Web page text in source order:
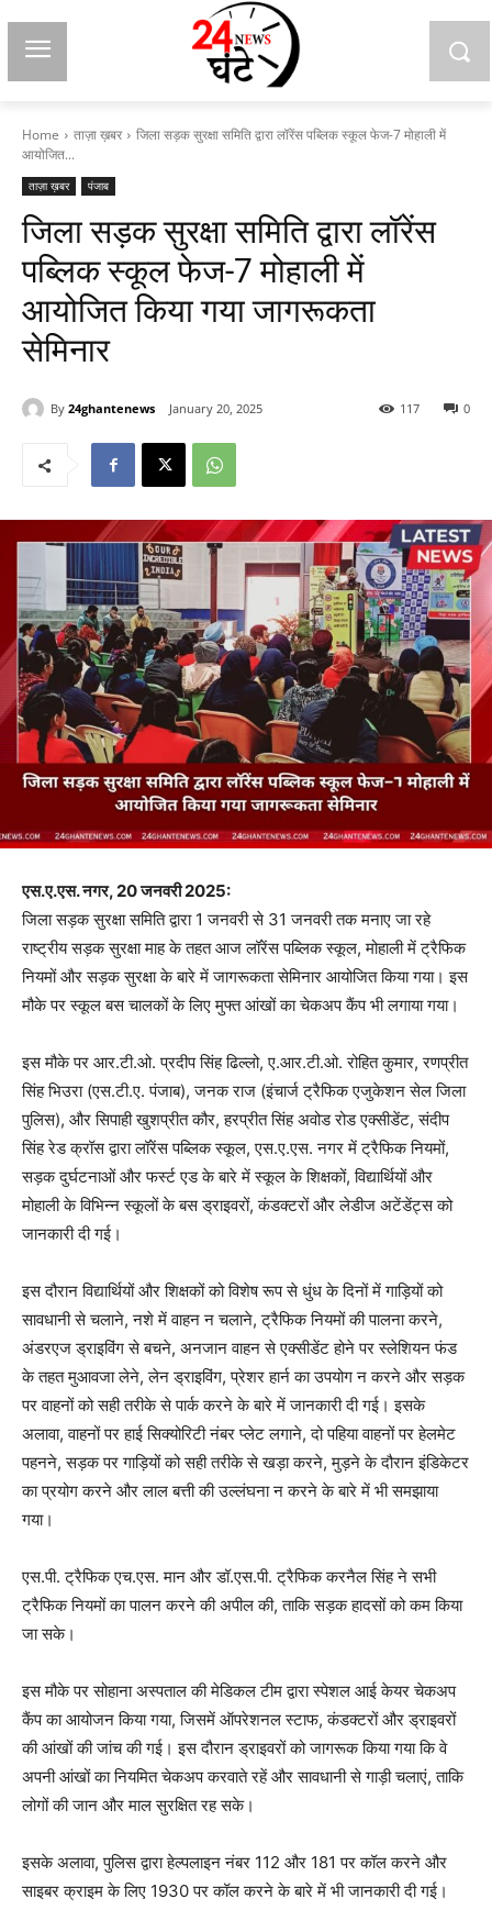
Home ताज़ा ख़बर
जिला सड़क सुरक्षा समिति द्वारा लॉरेंस पब्लिक स्कूल फेज-7 मोहाली में
आयोजित...
ताज़ा ख़बर पंजाब
जिला सड़क सुरक्षा समिति द्वारा लॉरेंस
पब्लिक स्कूल फेज-7 मोहाली में
आयोजित किया गया जागरूकता
सेमिनार
By 24ghantenews January 20, 2025 0
117
एस.ए.एस. नगर, 20 जनवरी 2025:
जिला सड़क सुरक्षा समिति द्वारा 1 जनवरी से 31 जनवरी तक मनाए जा रहे
राष्ट्रीय सड़क सुरक्षा माह के तहत आज लॉरेंस पब्लिक स्कूल, मोहाली में ट्रैफिक
नियमों और सड़क सुरक्षा के बारे में जागरूकता सेमिनार आयोजित किया गया। इस
मौके पर स्कूल बस चालकों के लिए मुफ्त आंखों का चेकअप कैंप भी लगाया गया।
इस मौके पर आर.टी.ओ. प्रदीप सिंह ढिल्लो, ए.आर.टी.ओ. रोहित कुमार, रणप्रीत
सिंह भिउरा (एस.टी.ए. पंजाब), जनक राज (इंचार्ज ट्रैफिक एजुकेशन सेल जिला
पुलिस), और सिपाही खुशप्रीत कौर, हरप्रीत सिंह अवोड रोड एक्सीडेंट, संदीप
सिंह रेड क्रॉस द्वारा लॉरेंस पब्लिक स्कूल, एस.ए.एस. नगर में ट्रैफिक नियमों,
सड़क दुर्घटनाओं और फर्स्ट एड के बारे में स्कूल के शिक्षकों, विद्यार्थियों और
मोहाली के विभिन्न स्कूलों के बस ड्राइवरों, कंडक्टरों और लेडीज अटेंडेंट्स को
जानकारी दी गई।
इस दौरान विद्यार्थियों और शिक्षकों को विशेष रूप से धुंध के दिनों में गाड़ियों को
सावधानी से चलाने, नशे में वाहन न चलाने, ट्रैफिक नियमों की पालना करने,
अंडरएज ड्राइविंग से बचने, अनजान वाहन से एक्सीडेंट होने पर स्लेशियन फंड
के तहत मुआवजा लेने, लेन ड्राइविंग, प्रेशर हार्न का उपयोग न करने और सड़क
पर वाहनों को सही तरीके से पार्क करने के बारे में जानकारी दी गई। इसके
अलावा, वाहनों पर हाई सिक्योरिटी नंबर प्लेट लगाने, दो पहिया वाहनों पर हेलमेट
पहनने, सड़क पर गाड़ियों को सही तरीके से खड़ा करने, मुड़ने के दौरान इंडिकेटर
का प्रयोग करने और लाल बत्ती की उल्लंघना न करने के बारे में भी समझाया
गया।
एस.पी. ट्रैफिक एच.एस. मान और डॉ.एस.पी. ट्रैफिक करनैल सिंह ने सभी
ट्रैफिक नियमों का पालन करने की अपील की, ताकि सड़क हादसों को कम किया
जा सके।
इस मौके पर सोहाना अस्पताल की मेडिकल टीम द्वारा स्पेशल आई केयर चेकअप
कैंप का आयोजन किया गया, जिसमें ऑपरेशनल स्टाफ, कंडक्टरों और ड्राइवरों
की आंखों की जांच की गई। इस दौरान ड्राइवरों को जागरूक किया गया कि वे
अपनी आंखों का नियमित चेकअप करवाते रहें और सावधानी से गाड़ी चलाएं, ताकि
लोगों की जान और माल सुरक्षित रह सके।
इसके अलावा, पुलिस द्वारा हेल्पलाइन नंबर 112 और 181 पर कॉल करने और
साइबर क्राइम के लिए 1930 पर कॉल करने के बारे में भी जानकारी दी गई।